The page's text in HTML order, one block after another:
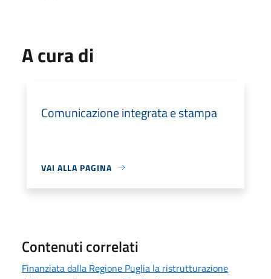
A cura di
Comunicazione integrata e stampa
VAI ALLA PAGINA
Contenuti correlati
Finanziata dalla Regione Puglia la ristrutturazione